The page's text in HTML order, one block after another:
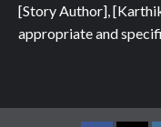
[Story Author],
appropriate and